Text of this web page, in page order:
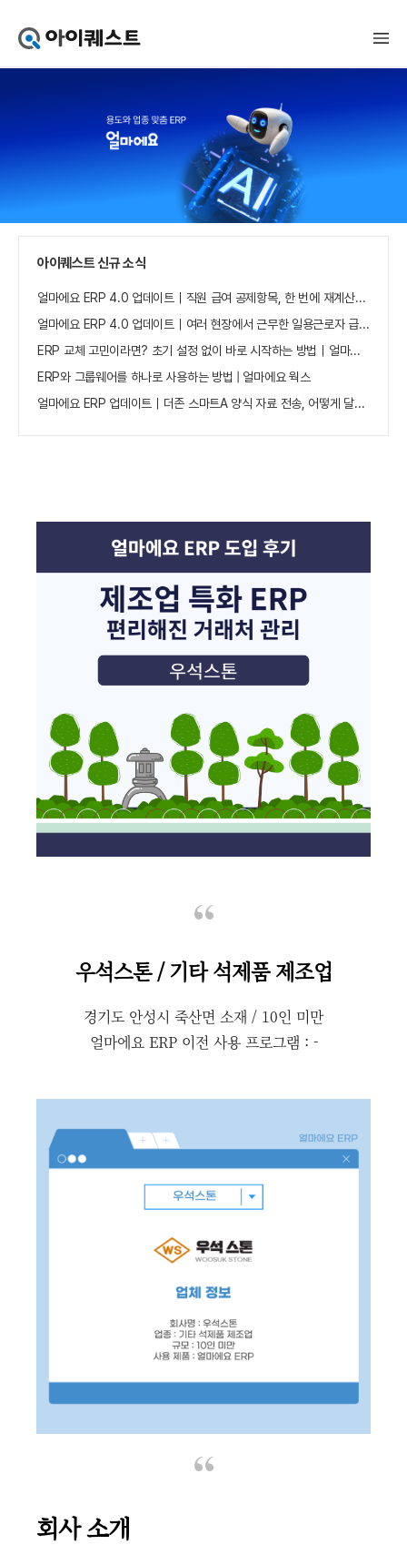
퀘
얼
마
가
기
아이퀘스트 신규 소식
얼마에요 ERP 4.0 업데이트｜직원 급여 공제항목, 한 번에 재계산하세요
얼마에요 ERP 4.0 업데이트｜여러 현장에서 근무한 일용근로자 급여, 현장별로 선택 수집하세요
ERP 교체 고민이라면? 초기 설정 없이 바로 시작하는 방법｜얼마에요 ERP
ERP와 그룹웨어를 하나로 사용하는 방법 | 얼마에요 웍스
얼마에요 ERP 업데이트｜더존 스마트A 양식 자료 전송, 어떻게 달라졌나요?
우석스톤 / 기타 석제품 제조업
경기도 안성시 죽산면 소재 / 10인 미만
얼마에요 ERP 이전 사용 프로그램 : -
회사 소개